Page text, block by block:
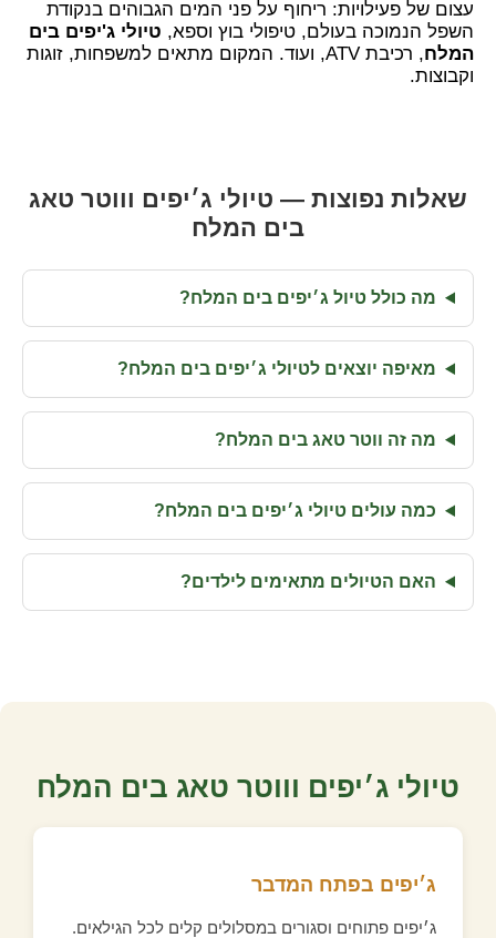
עצום של פעילויות: ריחוף על פני המים הגבוהים בנקודת
השפל הנמוכה בעולם, טיפולי בוץ וספא, טיולי ג'יפים בים
המלח
, רכיבת ATV, ועוד. המקום מתאים למשפחות, זוגות
וקבוצות.
שאלות נפוצות — טיולי ג׳יפים וווטר טאג
בים המלח
מה כולל טיול ג׳יפים בים המלח?
מאיפה יוצאים לטיולי ג׳יפים בים המלח?
מה זה ווטר טאג בים המלח?
כמה עולים טיולי ג׳יפים בים המלח?
האם הטיולים מתאימים לילדים?
טיולי ג׳יפים וווטר טאג בים המלח
ג׳יפים בפתח המדבר
ג׳יפים פתוחים וסגורים במסלולים קלים לכל הגילאים.